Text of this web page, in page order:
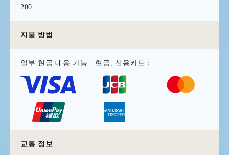
200
지불 방법
일부 현금 대응 가능 현금, 신용카드：
교통 정보